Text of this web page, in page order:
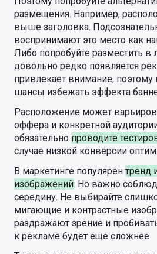
размещения. Например,
выше заголовка.
воспринимают это место как
Либо попробуйте разместить в
довольно редко появляется
привлекает внимание,
шансы избежать эффекта
Расположение может
оффера и конкретной
обязательно проводите
случае низкой конверсии
В маркетинге популярен тренд
изображений. Но важно
середину. Не выбирайте
мигающие и контрастные
раздражают зрение и
к рекламе будет еще сложнее.